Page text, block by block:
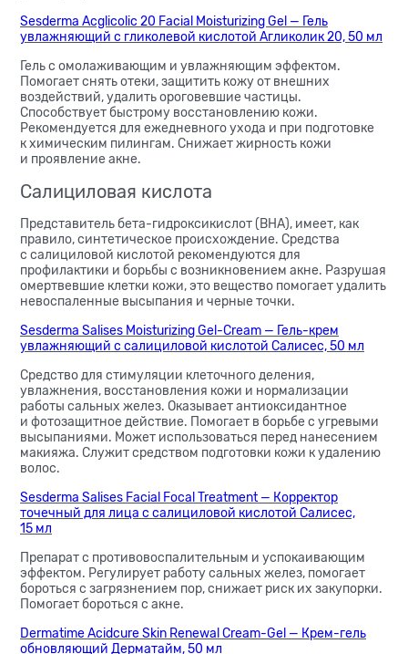
Sesderma Acglicolic 20 Facial Moisturizing Gel — Гель
увлажняющий с гликолевой кислотой Агликолик 20, 50 мл
Гель с омолаживающим и увлажняющим эффектом.
Помогает снять отеки, защитить кожу от внешних
воздействий, удалить ороговевшие частицы.
Способствует быстрому восстановлению кожи.
Рекомендуется для ежедневного ухода и при подготовке
к химическим пилингам. Снижает жирность кожи
и проявление акне.
Салициловая кислота
Представитель бета-гидроксикислот (BHA), имеет, как
правило, синтетическое происхождение. Средства
с салициловой кислотой рекомендуются для
профилактики и борьбы с возникновением акне. Разрушая
омертвевшие клетки кожи, это вещество помогает удалить
невоспаленные высыпания и черные точки.
Sesderma Salises Moisturizing Gel-Cream — Гель-крем
увлажняющий с салициловой кислотой Салисес, 50 мл
Средство для стимуляции клеточного деления,
увлажнения, восстановления кожи и нормализации
работы сальных желез. Оказывает антиоксидантное
и фотозащитное действие. Помогает в борьбе с угревыми
высыпаниями. Может использоваться перед нанесением
макияжа. Служит средством подготовки кожи к удалению
волос.
Sesderma Salises Facial Focal Treatment — Корректор
точечный для лица с салициловой кислотой Салисес,
15 мл
Препарат с противовоспалительным и успокаивающим
эффектом. Регулирует работу сальных желез, помогает
бороться с загрязнением пор, снижает риск их закупорки.
Помогает бороться с акне.
Dermatime Acidcure Skin Renewal Cream-Gel — Крем-гель
обновляющий Дерматайм, 50 мл